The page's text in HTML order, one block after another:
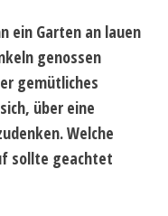
ein Garten an lauen
genossen
gemütliches
über eine
Welche
sollte geachtet